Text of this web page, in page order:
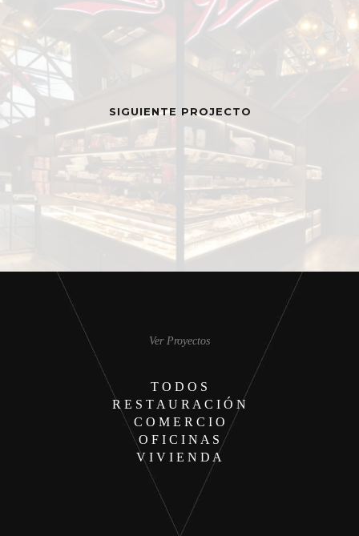
SIGUIENTE PROJECTO
Ver Proyectos
T O D O S
R E S T A U R A C I Ó N
C O M E R C I O
O F I C I N A S
V I V I E N D A